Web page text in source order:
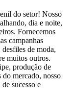
do setor! Nosso
dia e noite,
Fornecemos
campanhas
de moda,
muitos outros.
produção de
mercado, nosso
sucesso e